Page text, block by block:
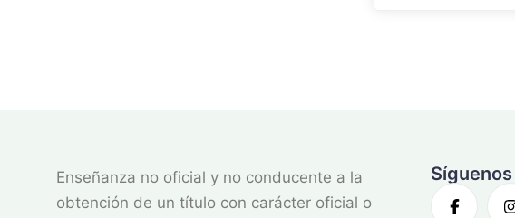
Enseñanza no oficial y no conducente a la
obtención de un título con carácter oficial o
Síguenos